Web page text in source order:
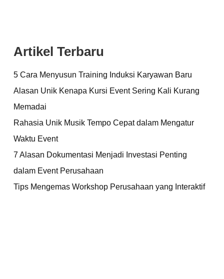
Artikel Terbaru
5 Cara Menyusun Training Induksi Karyawan Baru
Alasan Unik Kenapa Kursi Event Sering Kali Kurang
Memadai
Rahasia Unik Musik Tempo Cepat dalam Mengatur
Waktu Event
7 Alasan Dokumentasi Menjadi Investasi Penting
dalam Event Perusahaan
Tips Mengemas Workshop Perusahaan yang Interaktif